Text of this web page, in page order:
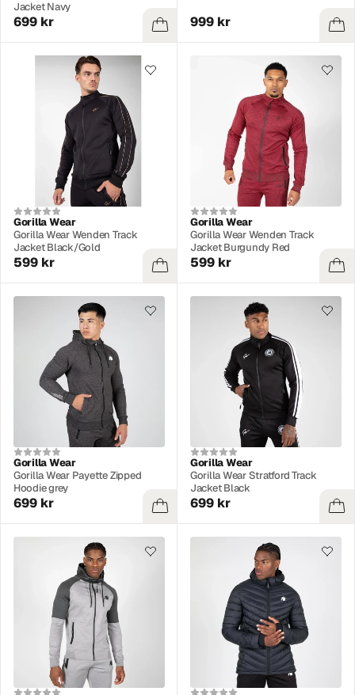
Jacket Navy
699 kr 999 kr
Gorilla Wear
Gorilla Wear Wenden Track
Jacket Black/Gold
599 kr
Gorilla Wear
Gorilla Wear Wenden Track
Jacket Burgundy Red
599 kr
Gorilla Wear
Gorilla Wear Payette Zipped
Hoodie grey
699 kr
Gorilla Wear
Gorilla Wear Stratford Track
Jacket Black
699 kr